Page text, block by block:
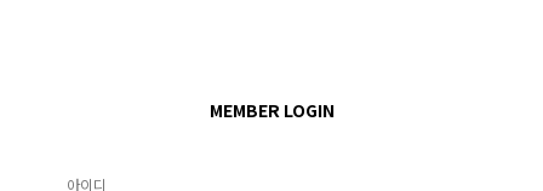
MEMBER LOGIN